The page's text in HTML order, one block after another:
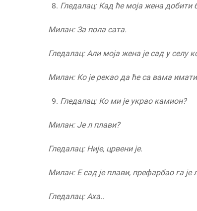
Гледалац: Кад ће моја жена добити
Милан: За пола сата.
Гледалац: Али моја жена је сад у селу
Милан: Ко је рекао да ће са вама
Гледалац: Ко ми је украо камион?
Милан: Је л плави?
Гледалац: Није, црвени је.
Милан: Е сад је плави, префарбао га
Гледалац: Аха..